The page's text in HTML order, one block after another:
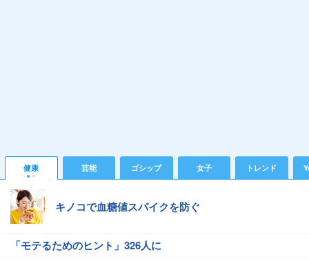
健康 芸能 ゴシップ 女子 トレンド
キノコで血糖値スパイクを防ぐ
「モテるためのヒント」326人に